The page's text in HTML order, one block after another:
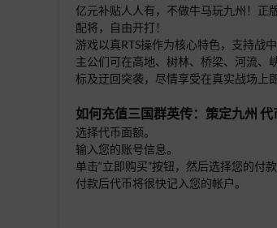
亿元补贴人人有，不做牛马玩九州！正
配将，自由开打！
游戏以真RTS操作为核心特色，支持战中
主公们可在高地、树林、桥梁、河流、
标及迂回突袭，尽情享受在真实战场上
如何充值三国群英传：策定九州 代
选择代币面额。
输入您的账号信息。
单击“立即购买”按钮，然后选择您的付款
付款后代币将很快记入您的帐户。